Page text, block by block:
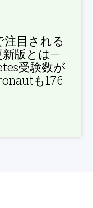
注目される
新版とは—
受験数が
も176